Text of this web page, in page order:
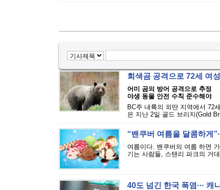
회색곰 공격으로 72세 여
어미 곰의 방어 공격으로 추정
야생 동물 안전 수칙 준수해야
BC주 내륙의 외딴 지역에서 72
은 지난 2일 골드 브리지(Gold
“밴쿠버 여름을 달콤하게
여름이다. 밴쿠버의 여름 하면
기는 사람들, 스탠리 파크의 거
40도 넘긴 한국 폭염···